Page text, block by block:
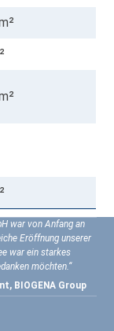
war von Anfang an
Eröffnung unserer
war ein starkes
möchten.“
BIOGENA Group